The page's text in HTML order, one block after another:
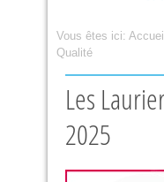
Vous êtes ici: Accueil
Qualité
Les Lauriers de la Qualité
2025